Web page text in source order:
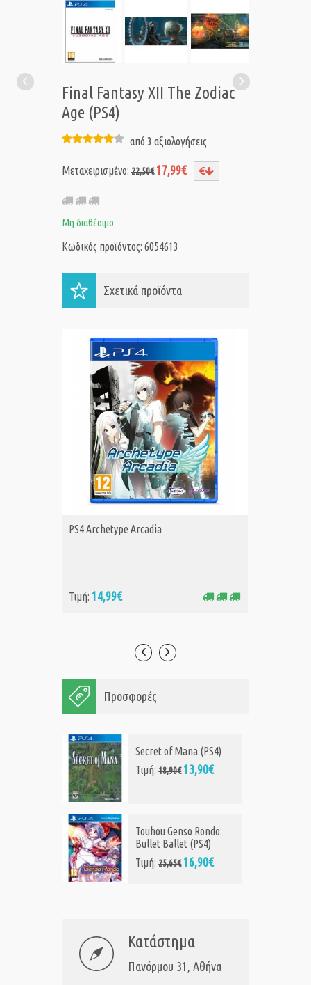
Final Fantasy XII The Zodiac
Age (PS4)
από 3 αξιολογήσεις
Μεταχειρισμένο: 22,50€ 17,99€
Μη διαθέσιμο
Κωδικός προϊόντος: 6054613
Σχετικά προϊόντα
ΑΓΟΡΑ
PS4 Archetype Arcadia
Τιμή: 14,99€
Προσφορές
Secret of Mana (PS4)
Τιμή:18,90€ 13,90€
Touhou Genso Rondo:
Bullet Ballet (PS4)
Τιμή:25,65€ 16,90€
Κατάστημα
Πανόρμου 31, Αθήνα